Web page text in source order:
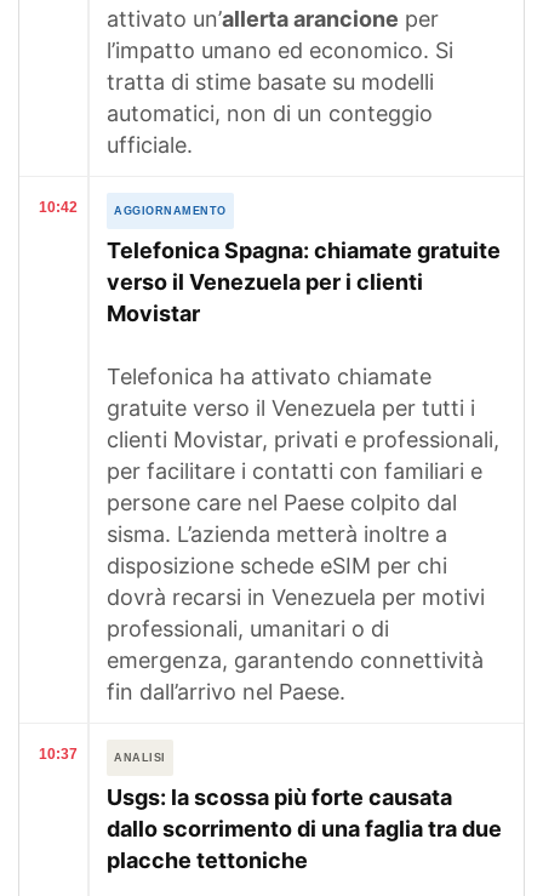
attivato un’allerta arancione per
l’impatto umano ed economico. Si
tratta di stime basate su modelli
automatici, non di un conteggio
ufficiale.
10:42 AGGIORNAMENTO
Telefonica Spagna: chiamate gratuite
verso il Venezuela per i clienti
Movistar
Telefonica ha attivato chiamate
gratuite verso il Venezuela per tutti i
clienti Movistar, privati e professionali,
per facilitare i contatti con familiari e
persone care nel Paese colpito dal
sisma. L’azienda metterà inoltre a
disposizione schede eSIM per chi
dovrà recarsi in Venezuela per motivi
professionali, umanitari o di
emergenza, garantendo connettività
fin dall’arrivo nel Paese.
10:37 ANALISI
Usgs: la scossa più forte causata
dallo scorrimento di una faglia tra due
placche tettoniche